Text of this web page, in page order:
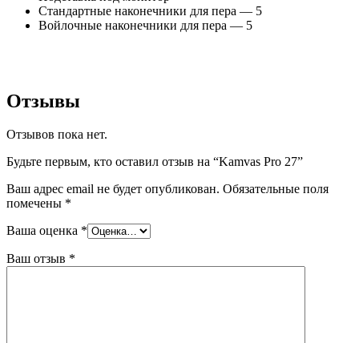
Стандартные наконечники для пера — 5
Войлочные наконечники для пера — 5
Отзывы
Отзывов пока нет.
Будьте первым, кто оставил отзыв на “Kamvas Pro 27”
Ваш адрес email не будет опубликован. Обязательные поля
помечены *
Ваша оценка *
Ваш отзыв *